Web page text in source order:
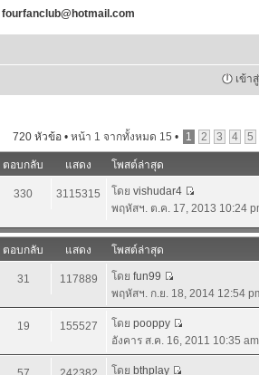
fourfanclub@hotmail.com
เข้า
720 หัวข้อ • หน้า 1 จากทั้งหมด 15 • 1 2 3 4 5
ตอบกลับ แสดง
โพสต์ล่าสุด
330 3115315 โดย vishudar4
พฤหัสฯ. ต.ค. 17, 2013 10:24
ตอบกลับ แสดง
โพสต์ล่าสุด
31 117889 โดย fun99
พฤหัสฯ. ก.ย. 18, 2014 12:54
19 155527 โดย pooppy
อังคาร ส.ค. 16, 2011 10:35 am
โดย bthplay